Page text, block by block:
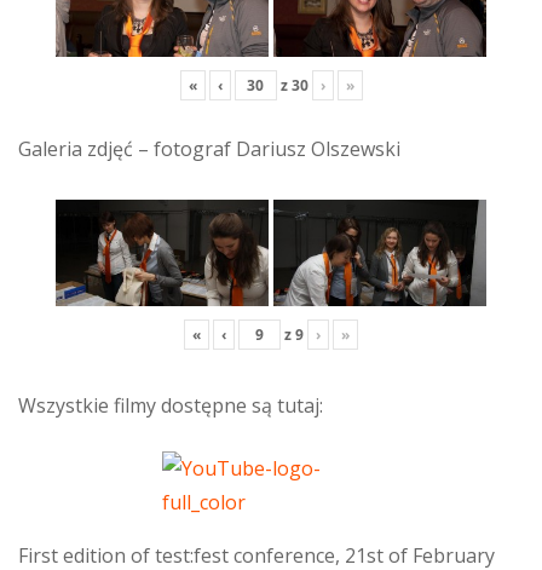
« ‹ z30 › »
Galeria zdjęć – fotograf Dariusz Olszewski
« ‹ z9 › »
Wszystkie filmy dostępne są tutaj:
First edition of test:fest conference, 21st of February